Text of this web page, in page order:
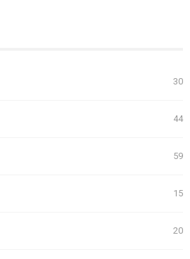
30
44
59
15
20